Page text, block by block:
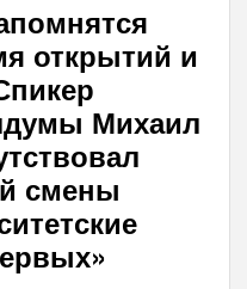
открытий и
Михаил
смены